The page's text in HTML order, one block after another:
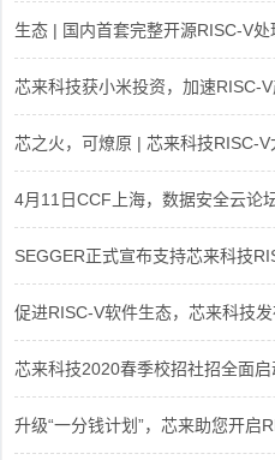
生态 | 国内首套完整开源RISC-V处
芯来科技获小米投资，加速RISC-
芯之火，可燎原 | 芯来科技RISC-V
4月11日CCF上海，数据安全云论
SEGGER正式宣布支持芯来科技
促进RISC-V软件生态，芯来科技
芯来科技2020春季校招社招全面启
升级“一分钱计划”，芯来助您开启